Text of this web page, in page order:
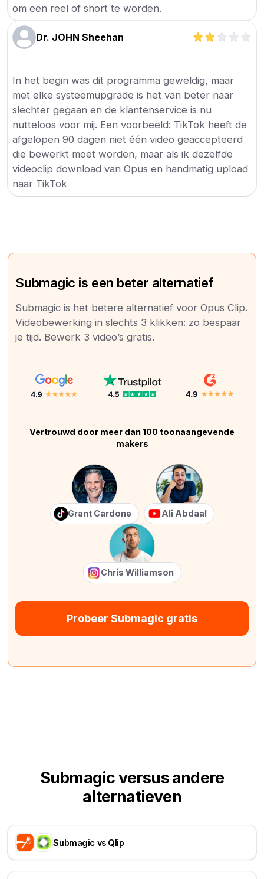
om een reel of short te worden.
Dr. JOHN Sheehan
In het begin was dit programma geweldig, maar
met elke systeemupgrade is het van beter naar
slechter gegaan en de klantenservice is nu
nutteloos voor mij. Een voorbeeld: TikTok heeft de
afgelopen 90 dagen niet één video geaccepteerd
die bewerkt moet worden, maar als ik dezelfde
videoclip download van Opus en handmatig upload
naar TikTok
Submagic is een beter alternatief
Submagic is het betere alternatief voor Opus Clip.
Videobewerking in slechts 3 klikken: zo bespaar
je tijd. Bewerk 3 video’s gratis.
Vertrouwd door meer dan 100 toonaangevende
makers
Grant Cardone Ali Abdaal
Chris Williamson
Probeer Submagic gratis
Submagic versus andere
alternatieven
Submagic vs Qlip